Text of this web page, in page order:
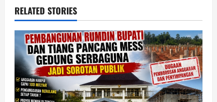
RELATED STORIES